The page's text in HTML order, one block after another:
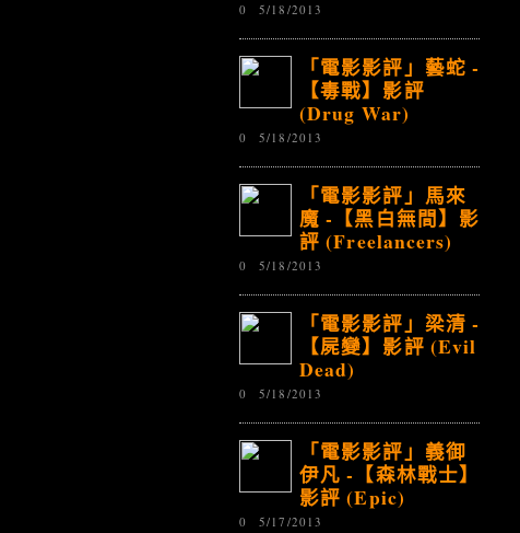
0 5/18/2013
「電影影評」藝蛇 -
【毒戰】影評
(Drug War)
0 5/18/2013
「電影影評」馬來
魔 -【黑白無間】影
評 (Freelancers)
0 5/18/2013
「電影影評」梁清 -
【屍變】影評 (Evil
Dead)
0 5/18/2013
「電影影評」義御
伊凡 -【森林戰士】
影評 (Epic)
0 5/17/2013